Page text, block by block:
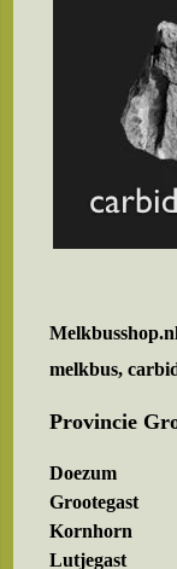
melkbus,
Provincie
Doezum
Grootegast
Kornhorn
Lutjegast